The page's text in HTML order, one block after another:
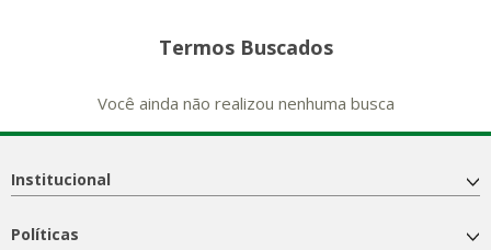
Termos Buscados
Você ainda não realizou nenhuma busca
Institucional
Políticas